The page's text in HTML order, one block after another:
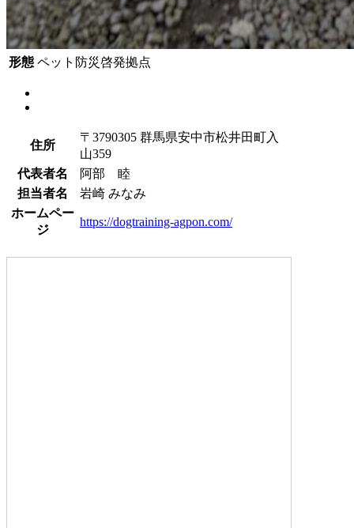
形態 ペット防災啓発拠点
住所
〒3790305 群馬県安中市松井田町入
山359
代表者名
阿部 睦
担当者名
岩崎 みなみ
ホームペー
ジ
https://dogtraining-agpon.com/